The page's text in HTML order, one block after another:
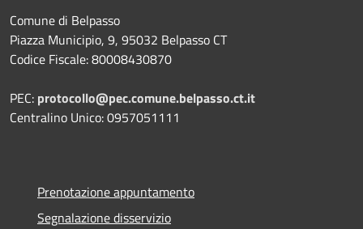
Comune di Belpasso
Piazza Municipio, 9, 95032 Belpasso CT
Codice Fiscale: 80008430870
PEC: protocollo@pec.comune.belpasso.ct.it
Centralino Unico: 0957051111
Prenotazione appuntamento
Segnalazione disservizio